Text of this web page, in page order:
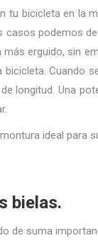
tu bicicleta en la
podemos
erguido, sin
Cuando
longitud. Una
ideal para
bielas.
suma